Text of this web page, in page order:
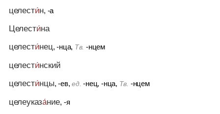
целести́н, -а
Целести́на
целести́нец, -нца, Тв. -нцем
целести́нский
целести́нцы, -ев,ед. -нец, -нца, Тв. -нцем
целеуказа́ние, -я